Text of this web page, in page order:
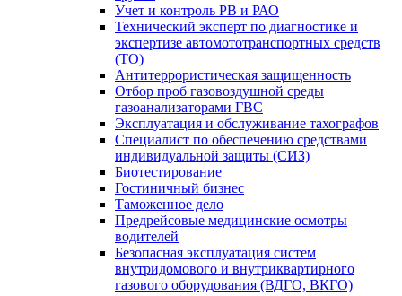
Учет и контроль РВ и РАО
Технический эксперт по диагностике и
экспертизе автомототранспортных средств
(ТО)
Антитеррористическая защищенность
Отбор проб газовоздушной среды
газоанализаторами ГВС
Эксплуатация и обслуживание тахографов
Специалист по обеспечению средствами
индивидуальной защиты (СИЗ)
Биотестирование
Гостиничный бизнес
Таможенное дело
Предрейсовые медицинские осмотры
водителей
Безопасная эксплуатация систем
внутридомового и внутриквартирного
газового оборудования (ВДГО, ВКГО)